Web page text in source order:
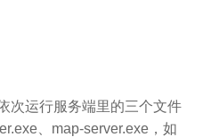
次运行服务端里的三个文件
、map-server.exe，如